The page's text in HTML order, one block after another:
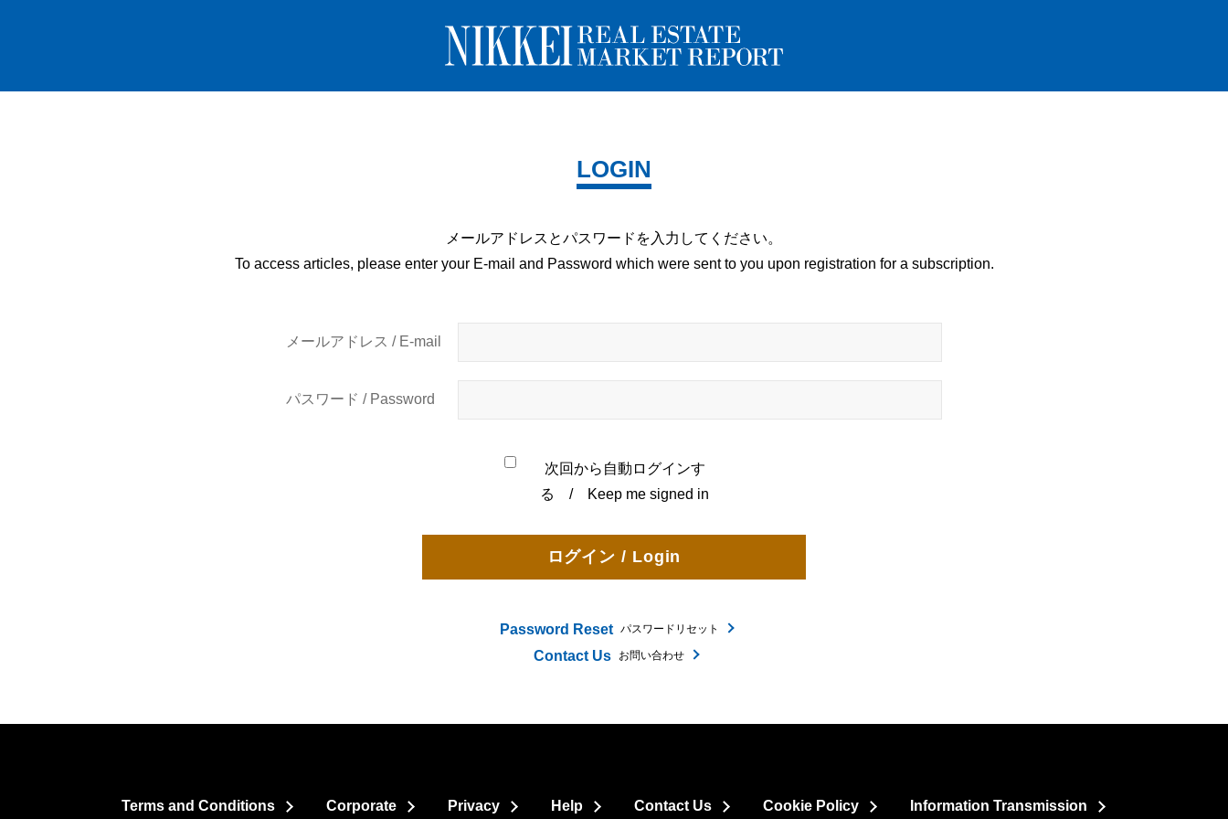
LOGIN
メールアドレスとパスワードを 入力してください。
To access articles, please enter your E-mail and Password which were sent to you upon registration for a subscription.
メールアドレス / E-mail
パスワード / Password
次回から自動ログインす
る / Keep me signed in
Password Reset パスワードリセット
Contact Us お問い合わせ
Terms and Conditions Corporate Privacy Help Contact Us Cookie Policy Information Transmission